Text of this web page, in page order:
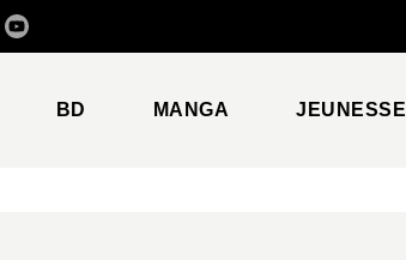
CONTENU
BD MANGA JEUNESSE